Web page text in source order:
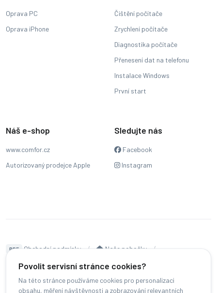
Povolit servisní stránce cookies?
Na této stránce používáme cookies pro personalizaci
obsahu, měření návštěvnosti a zobrazování relevantních
Oprava PC
Oprava iPhone
Čištění počítače
Zrychlení počítače
Diagnostika počítače
Přenesení dat na telefonu
Instalace Windows
První start
Náš e-shop
www.comfor.cz
Autorizovaný prodejce Apple
Sledujte nás
Facebook
Instagram
PDF Obchodní podmínky
Naše pobočky
Čeština